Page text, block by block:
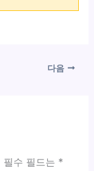
다음
필수 필드는 *